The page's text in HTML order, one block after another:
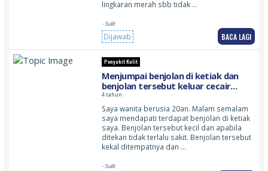
lingkaran merah sbb tidak …
- Sulit
Dijawab BACA LAGI
Penyakit Kulit
Menjumpai benjolan di ketiak dan
benjolan tersebut keluar cecair
seperti lendir hijau. Benjolan yang
kecil dan apabila ditekan tidak sakit
4 tahun
Saya wanita berusia 20an. Malam semalam
saya mendapati terdapat benjolan di ketiak
saya. Benjolan tersebut kecil dan apabila
ditekan tidak terlalu sakit. Benjolan tersebut
kekal ditempatnya dan …
- Sulit